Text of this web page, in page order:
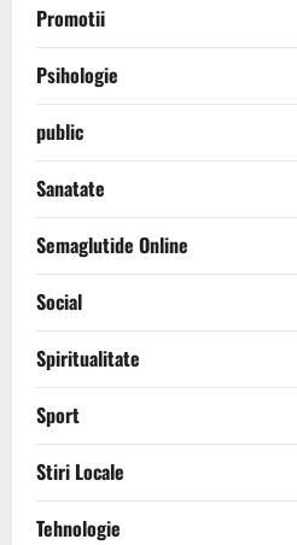
Promotii
Psihologie
public
Sanatate
Semaglutide Online
Social
Spiritualitate
Sport
Stiri Locale
Tehnologie